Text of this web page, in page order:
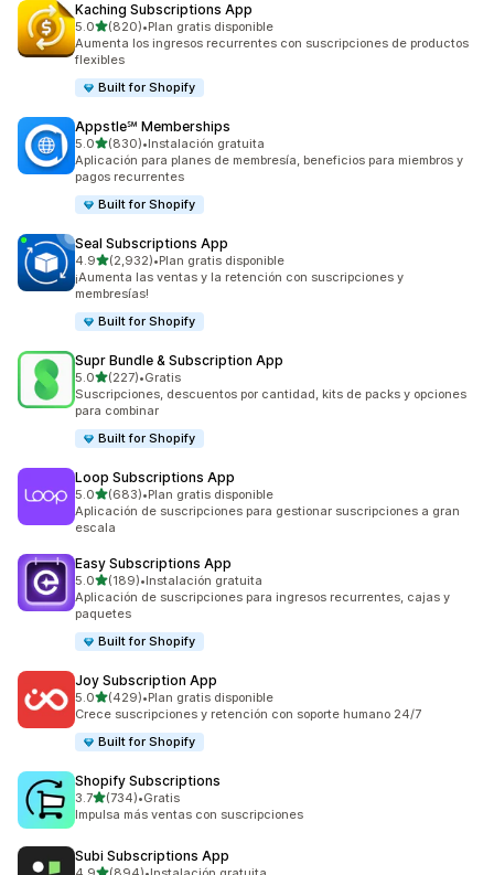
Kaching Subscriptions App
5.0de 5 estrellas
(820)
820 reseñas en total
•Plan gratis disponible
Aumenta los ingresos recurrentes con suscripciones de productos
flexibles
Built for Shopify
Appstle℠ Memberships
5.0de 5 estrellas
(830)
830 reseñas en total
•Instalación gratuita
Aplicación para planes de membresía, beneficios para miembros y
pagos recurrentes
Built for Shopify
Seal Subscriptions App
4.9de 5 estrellas
(2,932)
2932 reseñas en total
•Plan gratis disponible
¡Aumenta las ventas y la retención con suscripciones y
membresías!
Built for Shopify
Supr Bundle & Subscription App
5.0de 5 estrellas
(227)
227 reseñas en total
•Gratis
Suscripciones, descuentos por cantidad, kits de packs y opciones
para combinar
Built for Shopify
Loop Subscriptions App
5.0de 5 estrellas
(683)
683 reseñas en total
•Plan gratis disponible
Aplicación de suscripciones para gestionar suscripciones a gran
escala
Easy Subscriptions App
5.0de 5 estrellas
(189)
189 reseñas en total
•Instalación gratuita
Aplicación de suscripciones para ingresos recurrentes, cajas y
paquetes
Built for Shopify
Joy Subscription App
5.0de 5 estrellas
(429)
429 reseñas en total
•Plan gratis disponible
Crece suscripciones y retención con soporte humano 24/7
Built for Shopify
Shopify Subscriptions
3.7de 5 estrellas
(734)
734 reseñas en total
•Gratis
Impulsa más ventas con suscripciones
Subi Subscriptions App
de 5 estrellas